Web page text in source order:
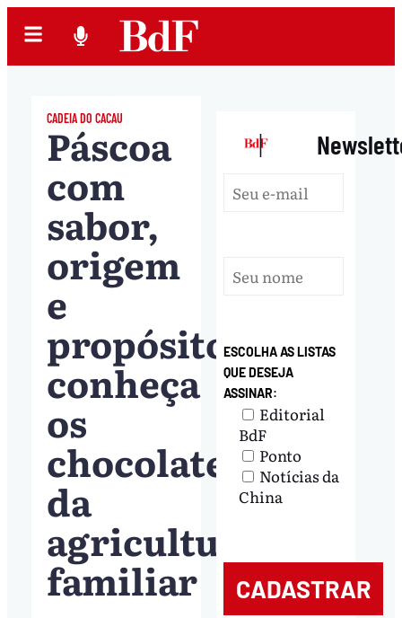
CADEIA DO CACAU
Páscoa
com
sabor,
origem
e
propósito:
conheça
os
chocolates
da
agricultura
familiar
|
ESCOLHA AS LISTAS
QUE DESEJA
ASSINAR:
Editorial
BdF
Ponto
Notícias da
China